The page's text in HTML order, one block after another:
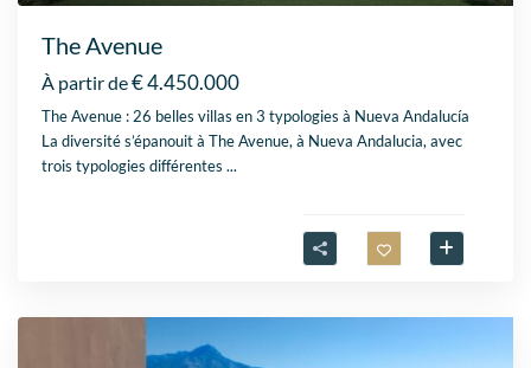
The Avenue
À partir de€ 4.450.000
The Avenue : 26 belles villas en 3 typologies à Nueva Andalucía
La diversité s’épanouit à The Avenue, à Nueva Andalucia, avec
trois typologies différentes...